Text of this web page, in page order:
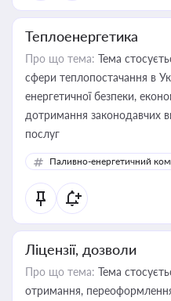
Теплоенергетика
Про що тема: Тема
сфери теплопостачання в
енергетичної безпеки,
дотримання законодавчих
послуг
Паливно-енергетичний
Ліцензії, дозволи
Про що тема: Тема
отримання,